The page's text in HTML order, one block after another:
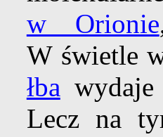
w Orionie
W świetle
łba
Lecz na